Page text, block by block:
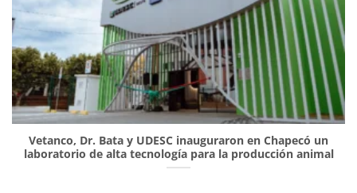
Vetanco, Dr. Bata y UDESC inauguraron en Chapecó un
laboratorio de alta tecnología para la producción animal